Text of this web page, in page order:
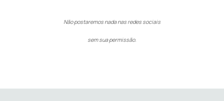
Não postaremos nada nas redes sociais
sem sua permissão.